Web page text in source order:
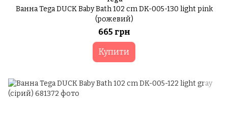
Ванна Tega DUCK Baby Bath 102 cm DK-005-130 light pink
(рожевий)
665 грн
Купити